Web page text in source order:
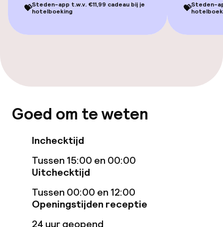
Kamers
Familiekamers beschikbaar
Privé zwembad
Verwarmd buitenzwembad
Stoombad
Turks stoombad (hamam)
Massage
💝Steden-app t.w.v. €11,99 cadeau bij je
hotelboeking
💝Steden-
Goed om te weten
Inchecktijd
Tussen 15:00 en 00:00
Uitchecktijd
Tussen 00:00 en 12:00
Openingstijden receptie
24 uur geopend